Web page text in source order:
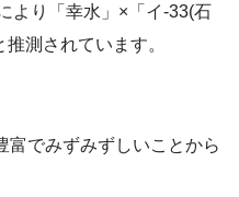
より「幸水」×「イ-33(石
測されています。
富でみずみずしいことから